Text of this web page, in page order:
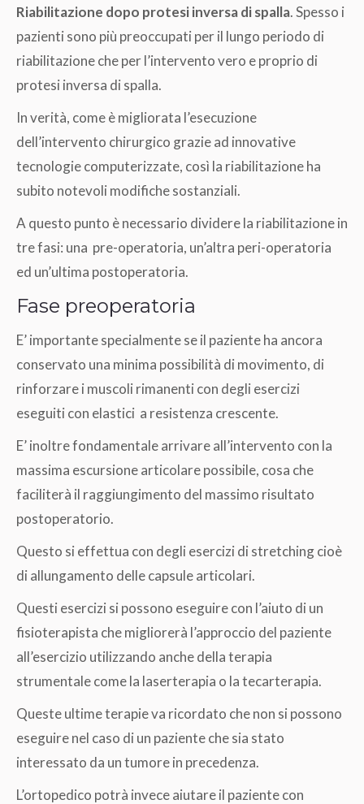
Riabilitazione dopo protesi inversa di spalla. Spesso i
pazienti sono più preoccupati per il lungo periodo di
riabilitazione che per l’intervento vero e proprio di
protesi inversa di spalla.
In verità, come è migliorata l’esecuzione
dell’intervento chirurgico grazie ad innovative
tecnologie computerizzate, così la riabilitazione ha
subito notevoli modifiche sostanziali.
A questo punto è necessario dividere la riabilitazione in
tre fasi: una pre-operatoria, un’altra peri-operatoria
ed un’ultima postoperatoria.
Fase preoperatoria
E’ importante specialmente se il paziente ha ancora
conservato una minima possibilità di movimento, di
rinforzare i muscoli rimanenti con degli esercizi
eseguiti con elastici a resistenza crescente.
E’ inoltre fondamentale arrivare all’intervento con la
massima escursione articolare possibile, cosa che
faciliterà il raggiungimento del massimo risultato
postoperatorio.
Questo si effettua con degli esercizi di stretching cioè
di allungamento delle capsule articolari.
Questi esercizi si possono eseguire con l’aiuto di un
fisioterapista che migliorerà l’approccio del paziente
all’esercizio utilizzando anche della terapia
strumentale come la laserterapia o la tecarterapia.
Queste ultime terapie va ricordato che non si possono
eseguire nel caso di un paziente che sia stato
interessato da un tumore in precedenza.
L’ortopedico potrà invece aiutare il paziente con